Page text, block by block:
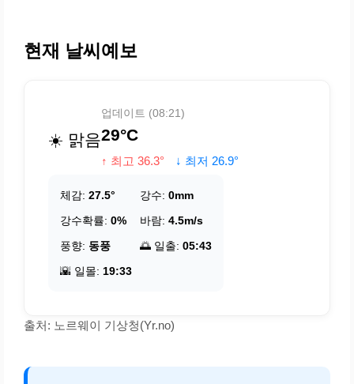
현재 날씨예보
☀️ 맑음
업데이트 (08:21)
29°C
↑ 최고 36.3° ↓ 최저 26.9°
체감: 27.5° 강수: 0mm
강수확률: 0% 바람: 4.5m/s
풍향: 동풍 🌅 일출: 05:43
🌇 일몰: 19:33
출처: 노르웨이 기상청(Yr.no)